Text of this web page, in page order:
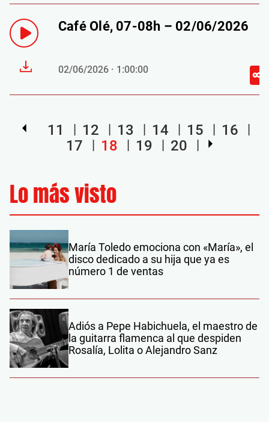
Café Olé, 07-08h – 02/06/2026
02/06/2026 · 1:00:00
11 12 13 14 15
16
17
18 19 20
Lo más visto
María Toledo emociona con «María», el
disco dedicado a su hija que ya es
número 1 de ventas
Adiós a Pepe Habichuela, el maestro de
la guitarra flamenca al que despiden
Rosalía, Lolita o Alejandro Sanz